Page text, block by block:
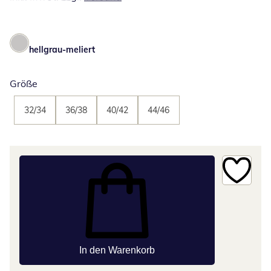
hellgrau-meliert
Größe
32/34 36/38 40/42 44/46
In den Warenkorb